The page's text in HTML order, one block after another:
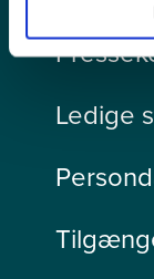
Ledige